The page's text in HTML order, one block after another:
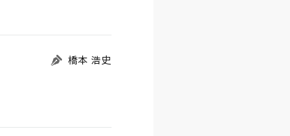
橋本 浩史